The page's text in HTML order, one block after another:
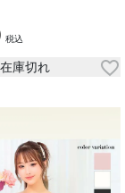
税込
在庫切れ